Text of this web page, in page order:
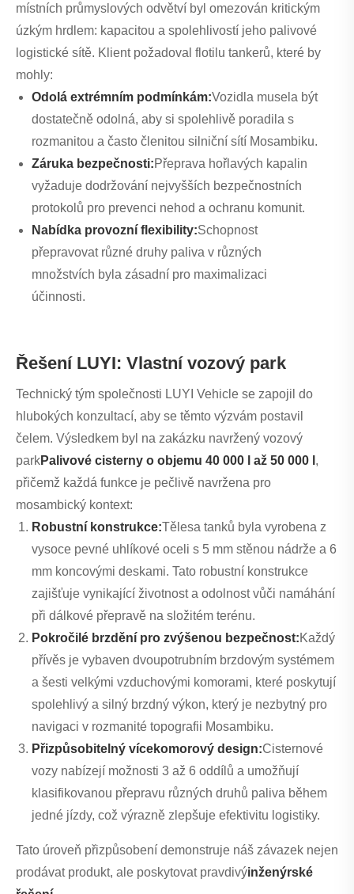
místních průmyslových odvětví byl omezován kritickým
úzkým hrdlem: kapacitou a spolehlivostí jeho palivové
logistické sítě. Klient požadoval flotilu tankerů, které by
mohly:
Odolá extrémním podmínkám:Vozidla musela být
dostatečně odolná, aby si spolehlivě poradila s
rozmanitou a často členitou silniční sítí Mosambiku.
Záruka bezpečnosti:Přeprava hořlavých kapalin
vyžaduje dodržování nejvyšších bezpečnostních
protokolů pro prevenci nehod a ochranu komunit.
Nabídka provozní flexibility:Schopnost
přepravovat různé druhy paliva v různých
množstvích byla zásadní pro maximalizaci
účinnosti.
Řešení LUYI: Vlastní vozový park
Technický tým společnosti LUYI Vehicle se zapojil do
hlubokých konzultací, aby se těmto výzvám postavil
čelem. Výsledkem byl na zakázku navržený vozový
parkPalivové cisterny o objemu 40 000 l až 50 000 l ,
přičemž každá funkce je pečlivě navržena pro
mosambický kontext:
Robustní konstrukce:Tělesa tanků byla vyrobena z
vysoce pevné uhlíkové oceli s 5 mm stěnou nádrže a 6
mm koncovými deskami. Tato robustní konstrukce
zajišťuje vynikající životnost a odolnost vůči namáhání
při dálkové přepravě na složitém terénu.
Pokročilé brzdění pro zvýšenou bezpečnost:Každý
přívěs je vybaven dvoupotrubním brzdovým systémem
a šesti velkými vzduchovými komorami, které poskytují
spolehlivý a silný brzdný výkon, který je nezbytný pro
navigaci v rozmanité topografii Mosambiku.
Přizpůsobitelný vícekomorový design:Cisternové
vozy nabízejí možnosti 3 až 6 oddílů a umožňují
klasifikovanou přepravu různých druhů paliva během
jedné jízdy, což výrazně zlepšuje efektivitu logistiky.
Tato úroveň přizpůsobení demonstruje náš závazek nejen
prodávat produkt, ale poskytovat pravdivýinženýrské